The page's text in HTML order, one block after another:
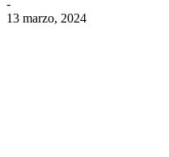
-
13 marzo, 2024